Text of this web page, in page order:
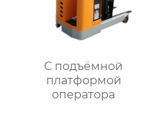
С подъёмной
платформой
оператора